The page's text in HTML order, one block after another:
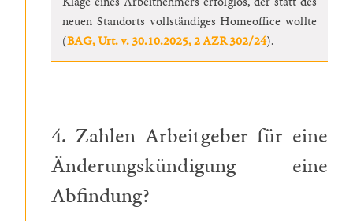
neuen Standorts vollständiges Homeoffice wollte
(BAG, Urt. v. 30.10.2025, 2 AZR 302/24).
4. Zahlen Arbeitgeber für eine
Änderungskündigung eine
Abfindung?